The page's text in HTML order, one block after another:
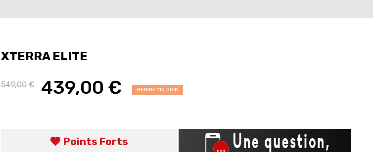
XTERRA ELITE
549,00 € 439,00 € REMISE 110,00 €
favorite Points Forts